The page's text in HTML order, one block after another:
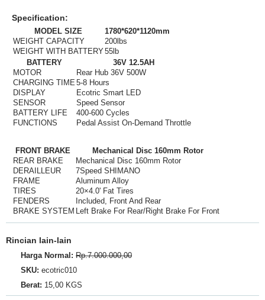
Specification:
MODEL SIZE
1780*620*1120mm
WEIGHT CAPACITY
200lbs
WEIGHT WITH BATTERY55lb
BATTERY
36V 12.5AH
MOTOR
Rear Hub 36V 500W
CHARGING TIME 5-8 Hours
DISPLAY
Ecotric Smart LED
SENSOR
Speed Sensor
BATTERY LIFE
400-600 Cycles
FUNCTIONS
Pedal Assist On-Demand Throttle
FRONT BRAKE
Mechanical Disc 160mm Rotor
REAR BRAKE
Mechanical Disc 160mm Rotor
DERAILLEUR
7Speed SHIMANO
FRAME
Aluminum Alloy
TIRES
20×4.0' Fat Tires
FENDERS
Included, Front And Rear
BRAKE SYSTEM Left Brake For Rear/Right Brake For Front
Rincian lain-lain
Harga Normal: Rp.7.000.000,00
SKU: ecotric010
Berat: 15,00 KGS